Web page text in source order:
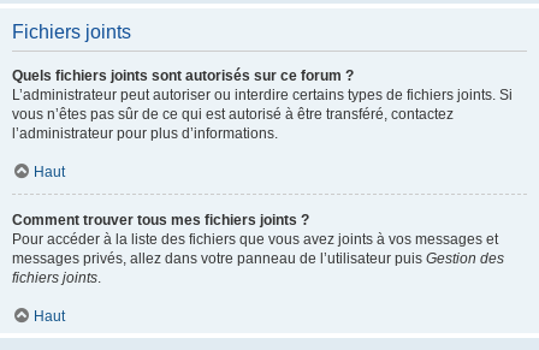
Fichiers joints
Quels fichiers joints sont autorisés sur ce forum ?
L’administrateur peut autoriser ou interdire certains types de fichiers joints. Si
vous n’êtes pas sûr de ce qui est autorisé à être transféré, contactez
l’administrateur pour plus d’informations.
Haut
Comment trouver tous mes fichiers joints ?
Pour accéder à la liste des fichiers que vous avez joints à vos messages et
messages privés, allez dans votre panneau de l’utilisateur puis Gestion des
fichiers joints.
Haut